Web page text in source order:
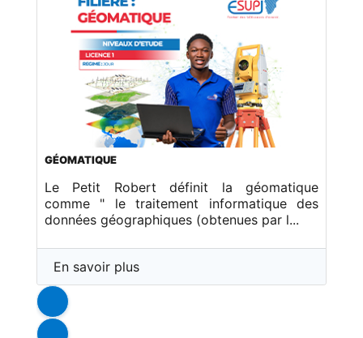
GÉOMATIQUE
Le Petit Robert définit la géomatique
comme " le traitement informatique des
données géographiques (obtenues par l...
En savoir plus